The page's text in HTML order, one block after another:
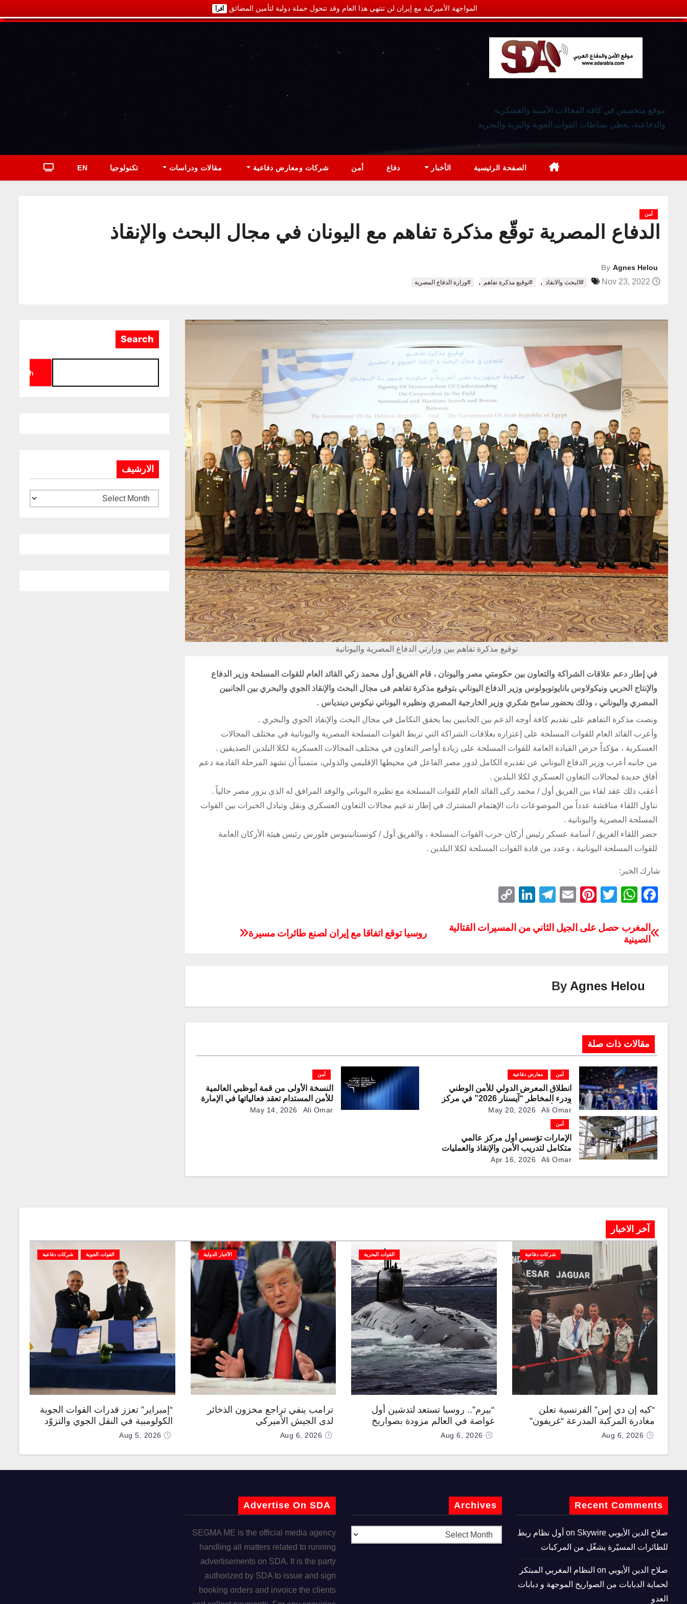
المواجهة الأميركية مع إيران لن تنتهي هذا العام وقد تتحول حملة دولية لتأمين المضائق أقرأ
موقع متخصص في كافة المجالات الأمنية والعسكرية
والدفاعية، يغطي نشاطات القوات الجوية والبرية والبحرية
الصفحة الرئيسية الأخبار دفاع أمن شركات ومعارض دفاعية مقالات ودراسات تكنولوجيا EN
أمن
الدفاع المصرية توقّع مذكرة تفاهم مع اليونان في مجال البحث والإنقاذ
By Agnes Helou
#البحث والانقاذ , #توقيع مذكرة تفاهم , #وزارة الدفاع المصرية
توقيع مذكرة تفاهم بين وزارتي الدفاع المصرية واليونانية
في إطار دعم علاقات الشراكة والتعاون بين حكومتي مصر واليونان ، قام الفريق أول محمد زكي القائد العام للقوات المسلحة وزير الدفاع
والإنتاج الحربي ونيكولاوس بانايوتوبولوس وزير الدفاع اليوناني بتوقيع مذكرة تفاهم فى مجال البحث والإنقاذ الجوي والبحري بين الجانبين
المصري واليوناني ، وذلك بحضور سامح شكري وزير الخارجية المصري ونظيره اليوناني نيكوس ديندياس .
ونصت مذكرة التفاهم على تقديم كافة أوجه الدعم بين الجانبين بما يحقق التكامل في مجال البحث والإنقاذ الجوي والبحري .
وأعرب القائد العام للقوات المسلحة على إعتزازه بعلاقات الشراكة التي تربط القوات المسلحة المصرية واليونانية في مختلف المجالات
العسكرية ، مؤكداً حرص القيادة العامة للقوات المسلحة على زيادة أواصر التعاون في مختلف المجالات العسكرية لكلا البلدين الصديقين .
من جانبه أعرب وزير الدفاع اليوناني عن تقديره الكامل لدور مصر الفاعل في محيطها الإقليمي والدولي، متمنياً أن تشهد المرحلة القادمة دعم
آفاق جديدة لمجالات التعاون العسكري لكلا البلدين .
أعقب ذلك عقد لقاء بين الفريق أول / محمد زكى القائد العام للقوات المسلحة مع نظيره اليوناني والوفد المرافق له الذى يزور مصر حالياً .
تناول اللقاء مناقشة عدداً من الموضوعات ذات الإهتمام المشترك في إطار تدعيم مجالات التعاون العسكري ونقل وتبادل الخبرات بين القوات
المسلحة المصرية واليونانية .
حضر اللقاء الفريق / أسامة عسكر رئيس أركان حرب القوات المسلحة ، والفريق أول / كونستانينيوس فلورس رئيس هيئة الأركان العامة
للقوات المسلحة اليونانية ، وعدد من قادة القوات المسلحة لكلا البلدين .
شارك الخبر:
F
c
e
o
k
W
at
p
T
tt
Pi
er
E
ail
T
e
Li
k
p
روسيا توقع اتفاقا مع إيران لصنع طائرات مسيرة
المغرب حصل على الجيل الثاني من المسيرات القتالية
الصينية
By Agnes Helou
مقالات ذات صلة
أمن معارض دفاعية
انطلاق المعرض الدولي للأمن الوطني
ودرء المخاطر “آيسنار 2026” في مركز
وعالمية
May 20, 2026 Ali Omar
أمن
النسخة الأولى من قمة أبوظبي العالمية
للأمن المستدام تعقد فعالياتها في الإمارة
May 14, 2026 Ali Omar
أمن
الإمارات تؤسس أول مركز عالمي
متكامل لتدريب الأمن والإنقاذ والعمليات
الخاصة
Apr 16, 2026 Ali Omar
Search
Search
الارشيف
آخر الاخبار
شركات دفاعية
“كيه إن دي إس” الفرنسية تعلن
مغادرة المركبة المدرعة “غريفون”
رقم 1000 لخط الإنتاجAug 6, 2026
القوات البحرية
“بيرم”.. روسيا تستعد لتدشين أول
غواصة في العالم مزودة بصواريخ
كروز فرط صوتية
Aug 6, 2026
الأخبار الدولية
ترامب ينفي تراجع مخزون الذخائر
لدى الجيش الأميركي
Aug 6, 2026
القوات الجوية شركات دفاعية
“إمبراير” تعزز قدرات القوات الجوية
الكولومبية في النقل الجوي والتزوّد
بالوقود جوًا من خلال تزويدها بطائرتي
Aug 5, 2026
Recent Comments
صلاح الدين الأيوبي
Skywire أول نظام ربط
للطائرات المسيّرة يشغّل من المركبات
صلاح الدين الأيوبي
النظام المغربي المبتكر
لحماية الدبابات من الصواريخ الموجهة و دبابات
العدو
Archives
Advertise On SDA
SEGMA ME is the official media agency
handling all matters related to running
advertisements on SDA. It is the party
authorized by SDA to issue and sign
booking orders and invoice the clients